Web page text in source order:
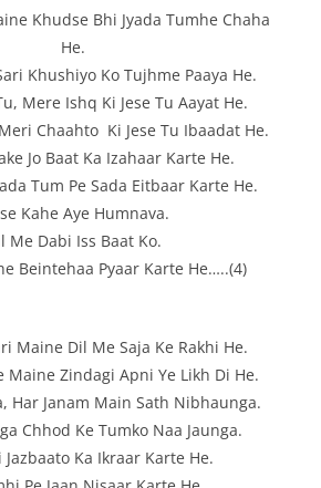
Khudse Bhi Jyada Tumhe Chaha
He.
Khushiyo Ko Tujhme Paaya He.
Mere Ishq Ki Jese Tu Aayat He.
Chaahto Ki Jese Tu Ibaadat He.
Jo Baat Ka Izahaar Karte He.
Tum Pe Sada Eitbaar Karte He.
Kahe Aye Humnava.
Me Dabi Iss Baat Ko.
Beintehaa Pyaar Karte He…..(4)
Maine Dil Me Saja Ke Rakhi He.
Maine Zindagi Apni Ye Likh Di He.
Har Janam Main Sath Nibhaunga.
Chhod Ke Tumko Naa Jaunga.
Jazbaato Ka Ikraar Karte He.